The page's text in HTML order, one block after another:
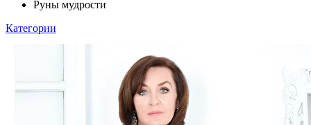
Руны мудрости
Категории